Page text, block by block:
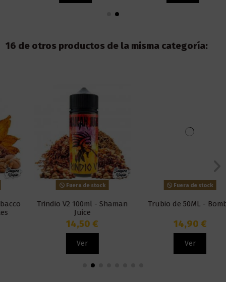
16 de otros productos de la misma categoría:
Fuera de stock
Trindio V2 100ml - Shaman
14,50 €
Fuera de stock
Trubio de 50ML - Bombo
14,90 €